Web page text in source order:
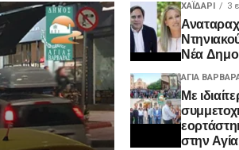
ΧΑΪΔΑΡΙ 3
Νέα
ΑΓΙΑ
Με
στην